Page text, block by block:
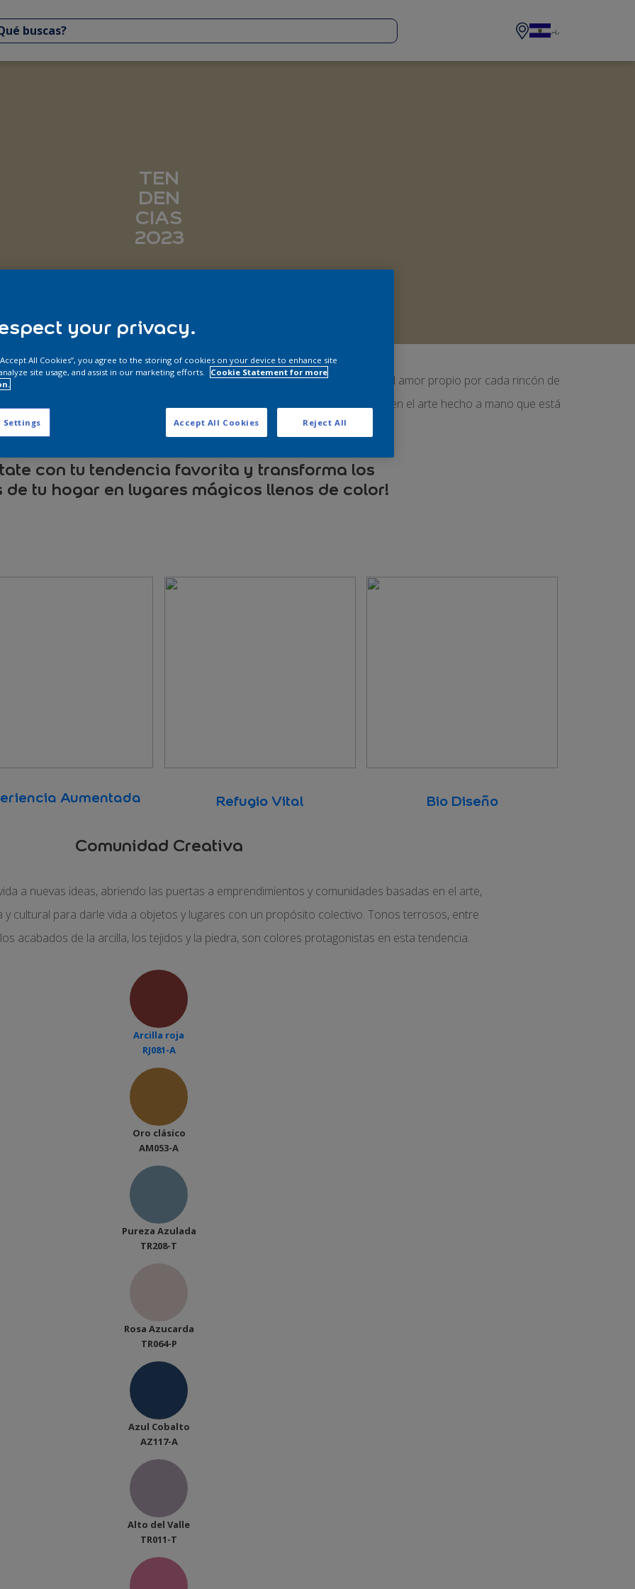
TEN
DEN
CIAS
2023
con los nuevos mundos virtuales a través de Experiencia aumentada, el amor propio por cada rincón de
nuevas tecnologías verdes que se reflejan en Bio Diseño, y la creatividad en el arte hecho a mano que está
presente en Comunidad Creativa.
con tu tendencia favorita y transforma los
tu hogar en lugares mágicos llenos de color!
Aumentada Refugio Vital Bio Diseño
Comunidad Creativa
a nuevas ideas, abriendo las puertas a emprendimientos y comunidades basadas en el arte,
y cultural para darle vida a objetos y lugares con un propósito colectivo. Tonos terrosos, entre
acabados de la arcilla, los tejidos y la piedra, son colores protagonistas en esta tendencia.
Arcilla roja
RJ081-A
Oro clásico
AM053-A
Pureza Azulada
TR208-T
Rosa Azucarda
TR064-P
Azul Cobalto
AZ117-A
Alto del Valle
TR011-T
your privacy.
All Cookies”, you agree to the storing of cookies on your device to enhance site
site usage, and assist in our marketing efforts.
Cookie Statement for more
Settings Reject All
Accept All Cookies